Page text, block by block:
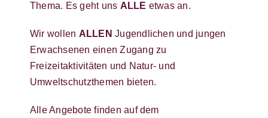
Thema. Es geht uns ALLE etwas an.
Wir wollen ALLEN Jugendlichen und jungen
Erwachsenen einen Zugang zu
Freizeitaktivitäten und Natur- und
Umweltschutzthemen bieten.
Alle Angebote finden auf dem